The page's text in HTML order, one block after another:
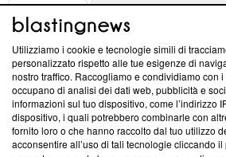
ABOUT
Questa sezione offre informazioni
News, sui nostri processi editoriali e su
creare news di qualità. Inoltre, afferma la
‘Trust Project - News with Integrity’
ancora membro del programma, ma ha
parte; Trust Project non ha ancora
Utilizziamo i cookie e tecnologie simili di
personalizzato rispetto alle tue esigenze di
nostro traffico. Raccogliamo e condividiamo con i
occupano di analisi dei dati web, pubblicità e
informazioni sul tuo dispositivo, come l’indirizzo
dispositivo, i quali potrebbero combinarle con
fornito loro o che hanno raccolto dal tuo utilizzo
acconsentire all’uso di tali tecnologie cliccando